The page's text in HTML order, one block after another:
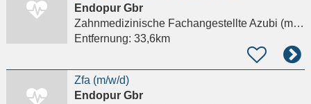
Endopur Gbr
Zahnmedizinische Fachangestellte Azubi (m/w/d)
Entfernung: 33,6km
Zfa (m/w/d)
Endopur Gbr